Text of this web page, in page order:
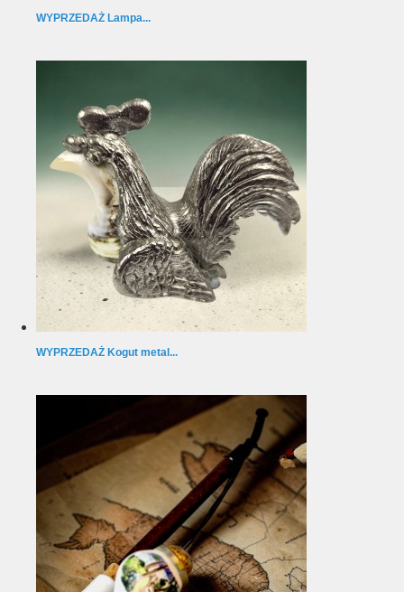
WYPRZEDAŻ Lampa...
WYPRZEDAŻ Kogut metal...